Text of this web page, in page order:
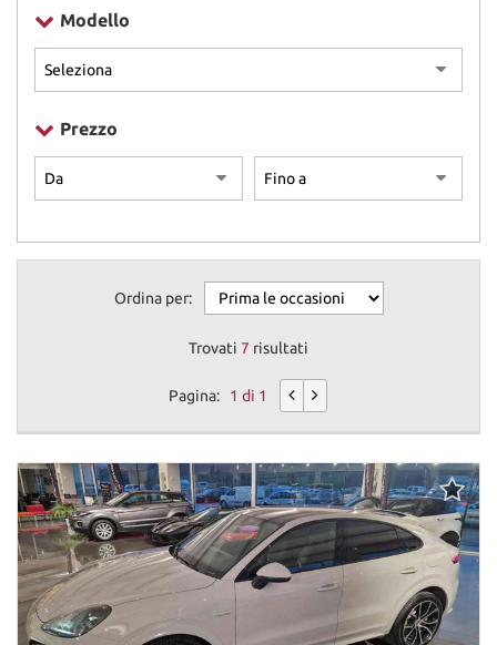
Modello
Prezzo
Ordina per:
Trovati 7 risultati
Pagina: 1 di 1